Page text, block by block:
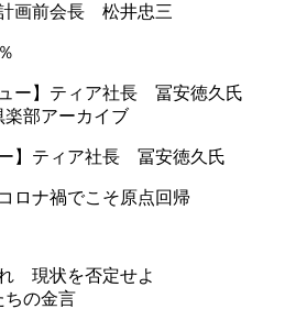
計画前会長 松井忠三
楽部アーカイブ
ー】ティア社長 冨安徳久氏
ロナ禍でこそ原点回帰
ちの金言